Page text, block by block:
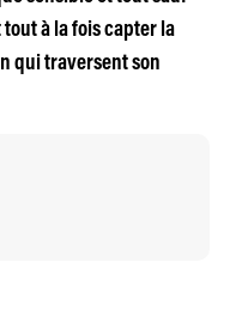
à la fois capter la
qui traversent son